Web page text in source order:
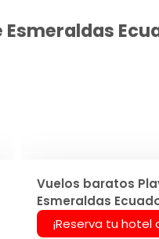
Vuelos baratos
Esmeraldas
¡Reserva tu hotel